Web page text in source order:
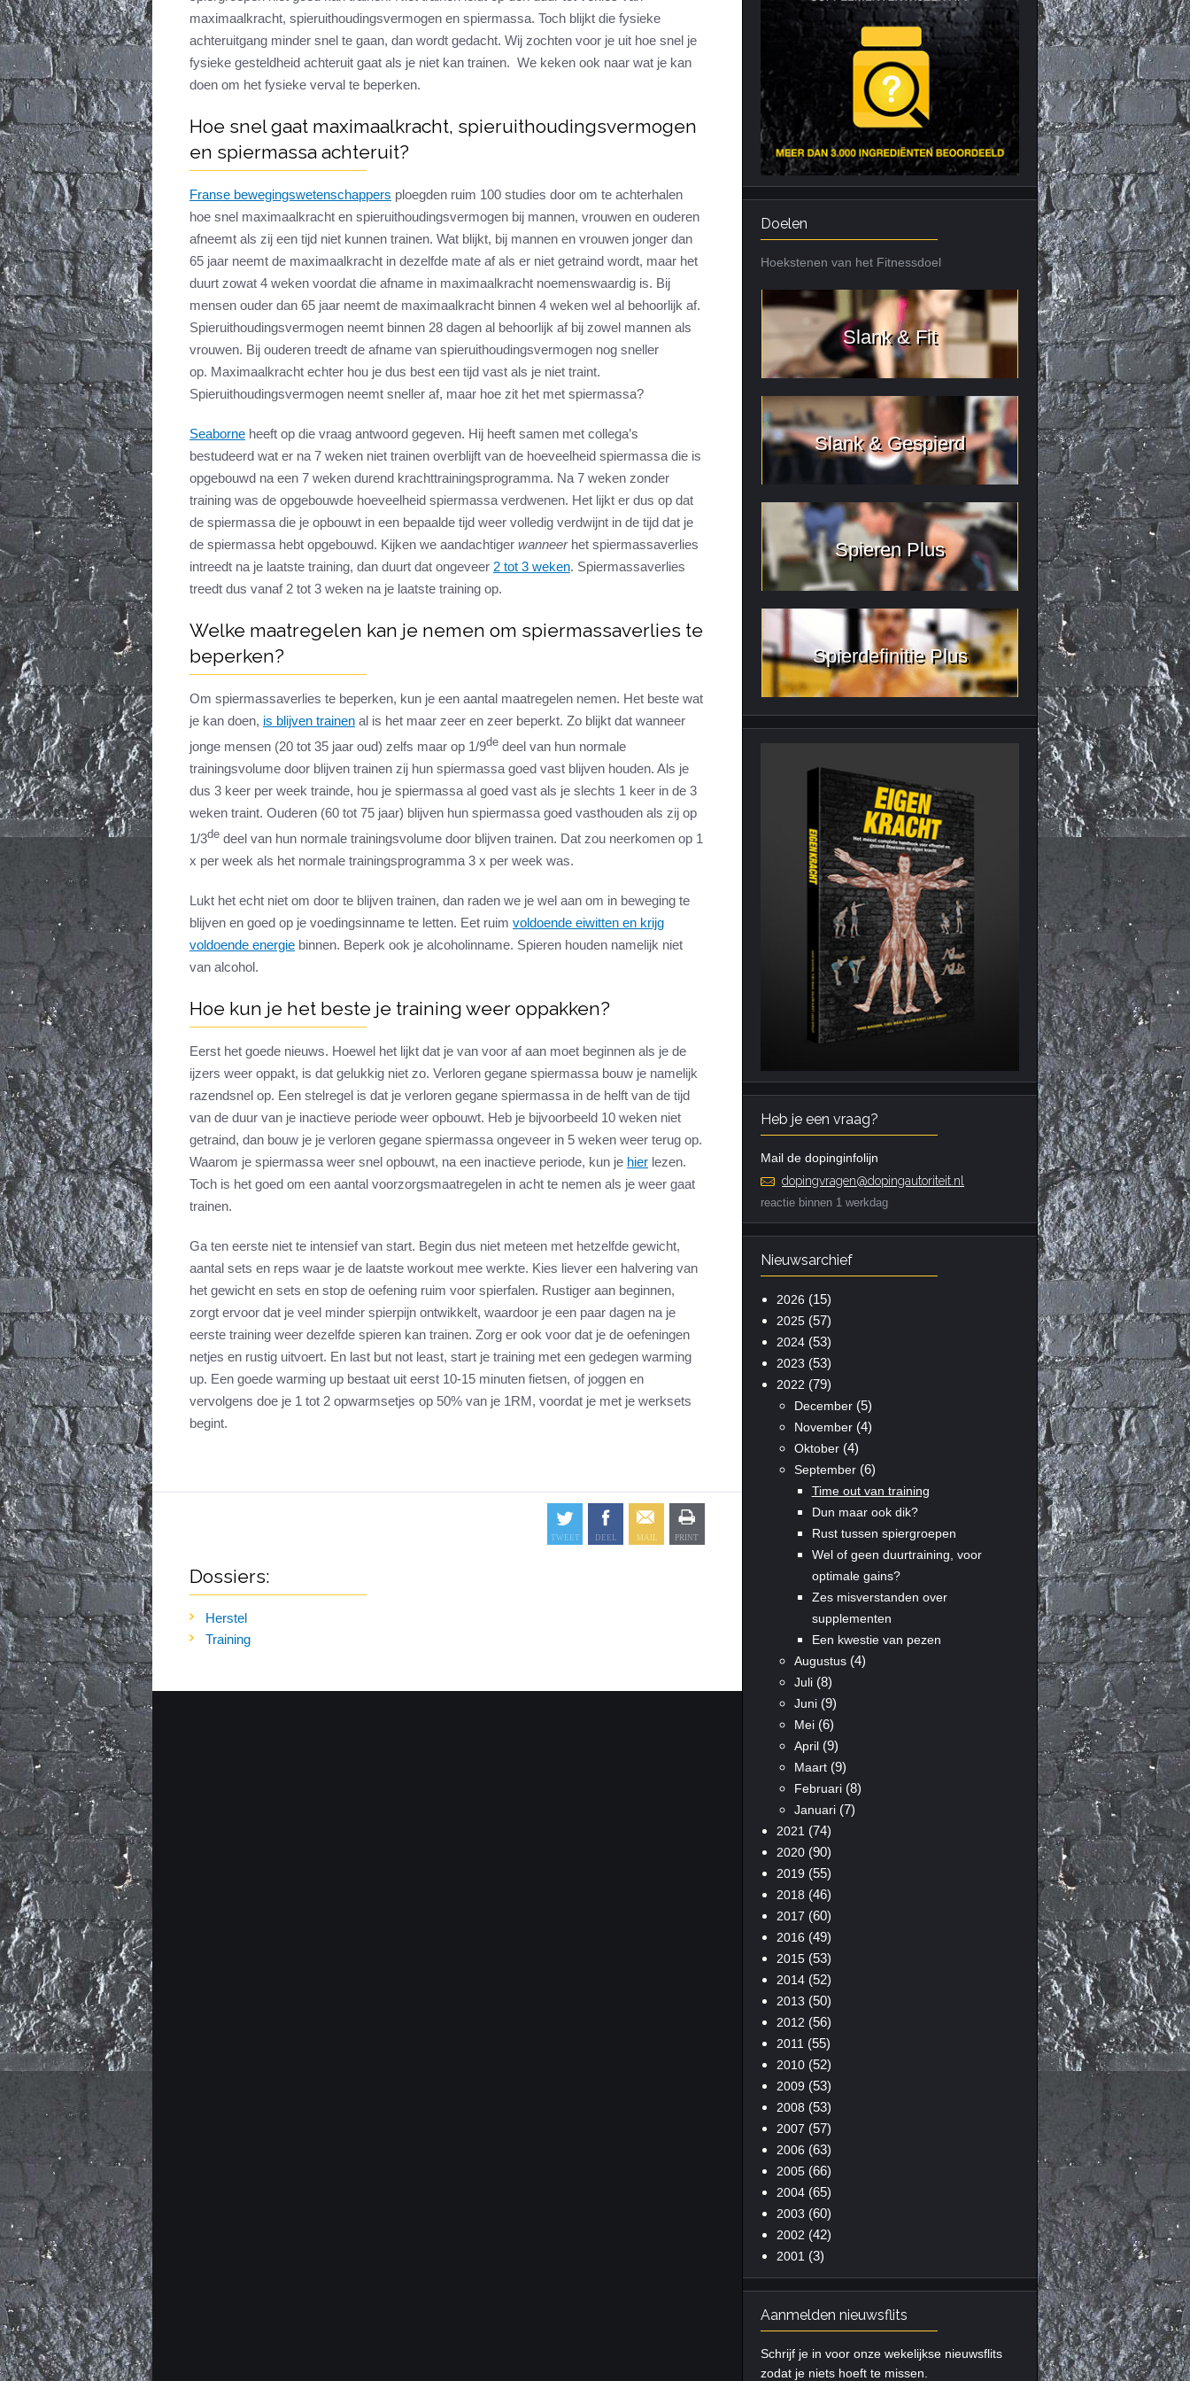
Cardiotraining
Veel gestelde vragen
Nutriënt Timing
Citrus Aurantium
Tribulus Terrestris
Vitaminen en
mineralen
Weight Gainers
Nieuws archief
maximaalkracht, spieruithoudingsvermogen en spiermassa. Toch blijkt die fysieke
achteruitgang minder snel te gaan, dan wordt gedacht. Wij zochten voor je uit hoe snel je
fysieke gesteldheid achteruit gaat als je niet kan trainen. We keken ook naar wat je kan
doen om het fysieke verval te beperken.
Hoe snel gaat maximaalkracht, spieruithoudingsvermogen
en spiermassa achteruit?
Franse bewegingswetenschappers ploegden ruim 100 studies door om te achterhalen
hoe snel maximaalkracht en spieruithoudingsvermogen bij mannen, vrouwen en ouderen
afneemt als zij een tijd niet kunnen trainen. Wat blijkt, bij mannen en vrouwen jonger dan
65 jaar neemt de maximaalkracht in dezelfde mate af als er niet getraind wordt, maar het
duurt zowat 4 weken voordat die afname in maximaalkracht noemenswaardig is. Bij
mensen ouder dan 65 jaar neemt de maximaalkracht binnen 4 weken wel al behoorlijk af.
Spieruithoudingsvermogen neemt binnen 28 dagen al behoorlijk af bij zowel mannen als
vrouwen. Bij ouderen treedt de afname van spieruithoudingsvermogen nog sneller
op. Maximaalkracht echter hou je dus best een tijd vast als je niet traint.
Spieruithoudingsvermogen neemt sneller af, maar hoe zit het met spiermassa?
Seaborne heeft op die vraag antwoord gegeven. Hij heeft samen met collega’s
bestudeerd wat er na 7 weken niet trainen overblijft van de hoeveelheid spiermassa die is
opgebouwd na een 7 weken durend krachttrainingsprogramma. Na 7 weken zonder
training was de opgebouwde hoeveelheid spiermassa verdwenen. Het lijkt er dus op dat
de spiermassa die je opbouwt in een bepaalde tijd weer volledig verdwijnt in de tijd dat je
de spiermassa hebt opgebouwd. Kijken we aandachtiger wanneerhet spiermassaverlies
intreedt na je laatste training, dan duurt dat ongeveer 2 tot 3 weken. Spiermassaverlies
treedt dus vanaf 2 tot 3 weken na je laatste training op.
Welke maatregelen kan je nemen om spiermassaverlies te
beperken?
Om spiermassaverlies te beperken, kun je een aantal maatregelen nemen. Het beste wat
je kan doen, is blijven trainen al is het maar zeer en zeer beperkt. Zo blijkt dat wanneer
jonge mensen (20 tot 35 jaar oud) zelfs maar op 1/9de deel van hun normale
trainingsvolume door blijven trainen zij hun spiermassa goed vast blijven houden. Als je
dus 3 keer per week trainde, hou je spiermassa al goed vast als je slechts 1 keer in de 3
weken traint. Ouderen (60 tot 75 jaar) blijven hun spiermassa goed vasthouden als zij op
1/3de deel van hun normale trainingsvolume door blijven trainen. Dat zou neerkomen op 1
x per week als het normale trainingsprogramma 3 x per week was.
Lukt het echt niet om door te blijven trainen, dan raden we je wel aan om in beweging te
blijven en goed op je voedingsinname te letten. Eet ruim voldoende eiwitten en krijg
voldoende energie binnen. Beperk ook je alcoholinname. Spieren houden namelijk niet
van alcohol.
Hoe kun je het beste je training weer oppakken?
Eerst het goede nieuws. Hoewel het lijkt dat je van voor af aan moet beginnen als je de
ijzers weer oppakt, is dat gelukkig niet zo. Verloren gegane spiermassa bouw je namelijk
razendsnel op. Een stelregel is dat je verloren gegane spiermassa in de helft van de tijd
van de duur van je inactieve periode weer opbouwt. Heb je bijvoorbeeld 10 weken niet
getraind, dan bouw je je verloren gegane spiermassa ongeveer in 5 weken weer terug op.
Waarom je spiermassa weer snel opbouwt, na een inactieve periode, kun je hier lezen.
Toch is het goed om een aantal voorzorgsmaatregelen in acht te nemen als je weer gaat
trainen.
Ga ten eerste niet te intensief van start. Begin dus niet meteen met hetzelfde gewicht,
aantal sets en reps waar je de laatste workout mee werkte. Kies liever een halvering van
het gewicht en sets en stop de oefening ruim voor spierfalen. Rustiger aan beginnen,
zorgt ervoor dat je veel minder spierpijn ontwikkelt, waardoor je een paar dagen na je
eerste training weer dezelfde spieren kan trainen. Zorg er ook voor dat je de oefeningen
netjes en rustig uitvoert. En last but not least, start je training met een gedegen warming
up. Een goede warming up bestaat uit eerst 10-15 minuten fietsen, of joggen en
vervolgens doe je 1 tot 2 opwarmsetjes op 50% van je 1RM, voordat je met je werksets
begint.
Dossiers:
Herstel
Training
Doelen
Hoekstenen van het Fitnessdoel
Slank & Fit
Slank & Gespierd
Spieren Plus
Spierdefinitie Plus
Heb je een vraag?
Mail de dopinginfolijn
dopingvragen@dopingautoriteit.nl
reactie binnen 1 werkdag
Nieuwsarchief
2026 (15)
2025(57)
2024(53)
2023 (53)
2022 (79)
December(5)
November(4)
Oktober(4)
September(6)
Time out van training
Dun maar ook dik?
Rust tussen spiergroepen
Wel of geen duurtraining, voor
optimale gains?
Zes misverstanden over
supplementen
Een kwestie van pezen
Augustus(4)
Juli(8)
Juni(9)
Mei(6)
April(9)
Maart(9)
Februari(8)
Januari(7)
2021 (74)
2020(90)
2019 (55)
2018 (46)
2017 (60)
2016 (49)
2015(53)
2014(52)
2013 (50)
2012 (56)
2011 (55)
2010(52)
2009 (53)
2008 (53)
2007 (57)
2006 (63)
2005(66)
2004(65)
2003 (60)
2002 (42)
2001 (3)
Aanmelden nieuwsflits
Schrijf je in voor onze wekelijkse nieuwsflits
zodat je niets hoeft te missen.